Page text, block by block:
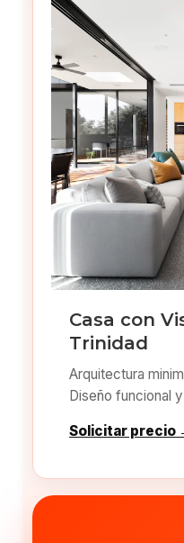
Casa con
Trinidad
Arquitectura
Diseño funcional
Solicitar precio